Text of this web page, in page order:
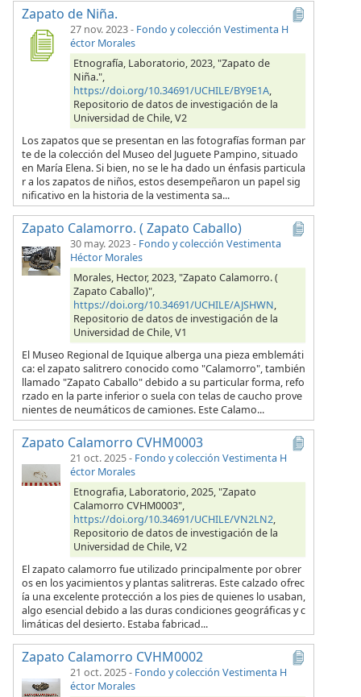
Zapato de Niña.
27 nov. 2023- Fondo y colección Vestimenta H
éctor Morales
Etnografía, Laboratorio, 2023, "Zapato de
Niña.",
https://doi.org/10.34691/UCHILE/BY9E1A,
Repositorio de datos de investigación de la
Universidad de Chile, V2
Los zapatos que se presentan en las fotografías forman par
te de la colección del Museo del Juguete Pampino, situado
en María Elena. Si bien, no se le ha dado un énfasis particula
r a los zapatos de niños, estos desempeñaron un papel sig
nificativo en la historia de la vestimenta sa...
Zapato Calamorro. ( Zapato Caballo)
30 may. 2023- Fondo y colección Vestimenta
Héctor Morales
Morales, Hector, 2023, "Zapato Calamorro. (
Zapato Caballo)",
https://doi.org/10.34691/UCHILE/AJSHWN,
Repositorio de datos de investigación de la
Universidad de Chile, V1
El Museo Regional de Iquique alberga una pieza emblemáti
ca: el zapato salitrero conocido como "Calamorro", también
llamado "Zapato Caballo" debido a su particular forma, refo
rzado en la parte inferior o suela con telas de caucho prove
nientes de neumáticos de camiones. Este Calamo...
Zapato Calamorro CVHM0003
21 oct. 2025- Fondo y colección Vestimenta H
éctor Morales
Etnografia, Laboratorio, 2025, "Zapato
Calamorro CVHM0003",
https://doi.org/10.34691/UCHILE/VN2LN2,
Repositorio de datos de investigación de la
Universidad de Chile, V2
El zapato calamorro fue utilizado principalmente por obrer
os en los yacimientos y plantas salitreras. Este calzado ofrec
ía una excelente protección a los pies de quienes lo usaban,
algo esencial debido a las duras condiciones geográficas y c
limáticas del desierto. Estaba fabricad...
Zapato Calamorro CVHM0002
21 oct. 2025- Fondo y colección Vestimenta H
éctor Morales